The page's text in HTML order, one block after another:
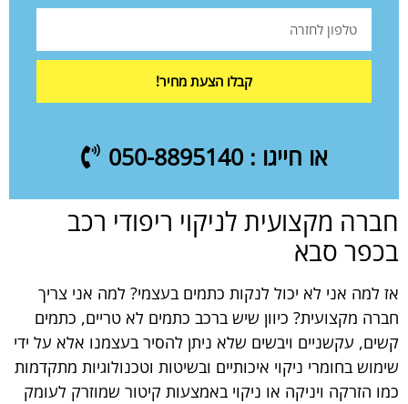
קבלו הצעת מחיר!
או חייגו : 050-8895140
חברה מקצועית לניקוי ריפודי רכב
בכפר סבא
אז למה אני לא יכול לנקות כתמים בעצמי? למה אני צריך
חברה מקצועית? כיוון שיש ברכב כתמים לא טריים, כתמים
קשים, עקשניים ויבשים שלא ניתן להסיר בעצמנו אלא על ידי
שימוש בחומרי ניקוי איכותיים ובשיטות וטכנולוגיות מתקדמות
כמו הזרקה ויניקה או ניקוי באמצעות קיטור שמוזרק לעומק